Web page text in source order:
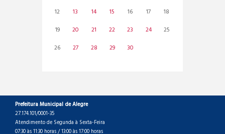
12
13 14 15 16 17
18
19
20 21 22 23 24
25
26
27 28 29 30
Prefeitura Municipal de Alegre
27.174.101/0001-35
Atendimento de Segunda à Sexta-Feira
07:30 às 11:30 horas / 13:00 às 17:00 horas